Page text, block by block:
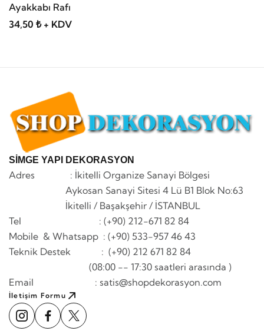
Ayakkabı Rafı
34,50 ₺ + KDV
SİMGE YAPI DEKORASYON
Adres : İkitelli Organize Sanayi Bölgesi
Aykosan Sanayi Sitesi 4 Lü B1 Blok No:63
İkitelli / Başakşehir / İSTANBUL
Tel : (+90) 212-671 82 84
Mobile & Whatsapp : (+90) 533-957 46 43
Teknik Destek : (+90) 212 671 82 84
(08:00 -- 17:30 saatleri arasında )
Email : satis@shopdekorasyon.com
İletişim Formu